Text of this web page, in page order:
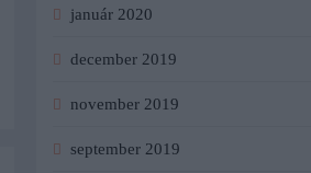
január 2020
december 2019
november 2019
september 2019